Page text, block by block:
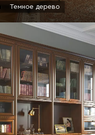
Темное дерево